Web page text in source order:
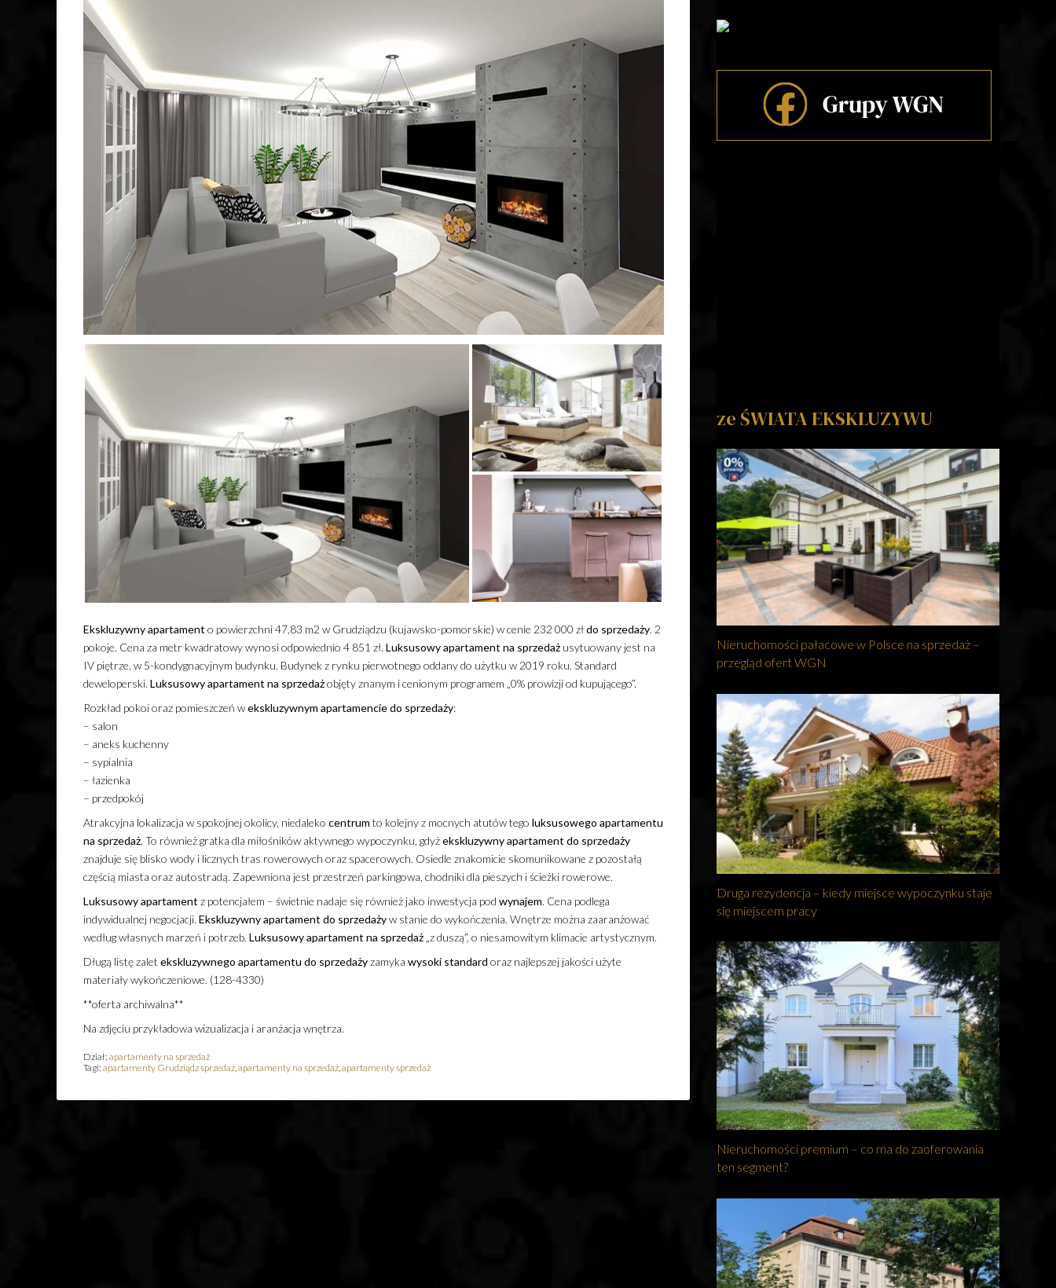
Ekskluzywny apartament o powierzchni 47,83 m2 w Grudziądzu (kujawsko-pomorskie) w cenie 232 000 złdo sprzedaży. 2
pokoje. Cena za metr kwadratowy wynosi odpowiednio 4 851 zł. Luksusowy apartament na sprzedażusytuowany jest na
IV piętrze, w 5-kondygnacyjnym budynku. Budynek z rynku pierwotnego oddany do użytku w 2019 roku. Standard
deweloperski. Luksusowy apartament na sprzedażobjęty znanym i cenionym programem „0% prowizji od kupującego”.
Rozkład pokoi oraz pomieszczeń wekskluzywnym apartamencie do sprzedaży:
– salon
– aneks kuchenny
– sypialnia
– łazienka
– przedpokój
Atrakcyjna lokalizacja w spokojnej okolicy, niedaleko centrum to kolejny z mocnych atutów tego luksusowego apartamentu
na sprzedaż. To również gratka dla miłośników aktywnego wypoczynku, gdyżekskluzywny apartament do sprzedaży
znajduje się blisko wody i licznych tras rowerowych oraz spacerowych. Osiedle znakomicie skomunikowane z pozostałą
częścią miasta oraz autostradą. Zapewniona jest przestrzeń parkingowa, chodniki dla pieszych i ścieżki rowerowe.
Luksusowy apartament z potencjałem – świetnie nadaje się również jako inwestycja pod wynajem. Cena podlega
indywidualnej negocjacji. Ekskluzywny apartament do sprzedażyw stanie do wykończenia. Wnętrze można zaaranżować
według własnych marzeń i potrzeb. Luksusowy apartament na sprzedaż„z duszą”, o niesamowitym klimacie artystycznym.
Długą listę zalet ekskluzywnego apartamentu do sprzedażyzamyka wysoki standard oraz najlepszej jakości użyte
materiały wykończeniowe. (128-4330)
**oferta archiwalna**
Na zdjęciu przykładowa wizualizacja i aranżacja wnętrza.
Dział: apartamenty na sprzedaż
Tagi: apartamenty Grudziądz sprzedaż,apartamenty na sprzedaż,apartamenty sprzedaż
ze ŚWIATA EKSKLUZYWU
Nieruchomości pałacowe w Polsce na sprzedaż –
przegląd ofert WGN
Druga rezydencja – kiedy miejsce wypoczynku staje
się miejscem pracy
Nieruchomości premium – co ma do zaoferowania
ten segment?